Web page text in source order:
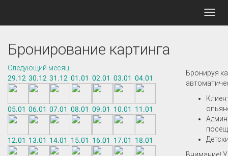
Бронирование картинга
Следующий месяц
29.12 30.12 31.12 01.01 02.01 03.01 04.01
05.01 06.01 07.01 08.01 09.01 10.01 11.01
12.01 13.01 14.01 15.01 16.01 17.01 18.01
Бронируя